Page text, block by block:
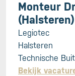
Monteur
(Halsteren)
Legiotec
Halsteren
Technische
Bekijk